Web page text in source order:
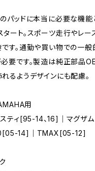
パッドに本当に必要な機能
タート。スポーツ走行やレ
です。通勤や買い物での一
必要です。製造は純正部品
るようデザインにも配慮。
用
ティ[95-14、16]｜マグザ
14]｜TMAX[05-12]